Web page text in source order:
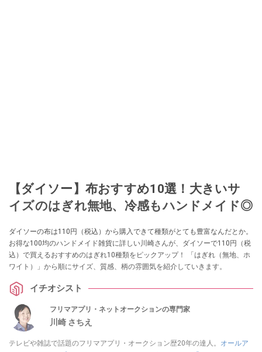
【ダイソー】布おすすめ10選！大きいサ
イズのはぎれ無地、冷感もハンドメイド◎
ダイソーの布は110円（税込）から購入できて種類がとても豊富なんだとか。
お得な100均のハンドメイド雑貨に詳しい川崎さんが、ダイソーで110円（税
込）で買えるおすすめのはぎれ10種類をピックアップ！ 「はぎれ（無地、ホ
ワイト）」から順にサイズ、質感、柄の雰囲気を紹介していきます。
イチオシスト
フリマアプリ・ネットオークションの専門家
川崎 さちえ
テレビや雑誌で話題のフリマアプリ・オークション歴20年の達人。 オールア